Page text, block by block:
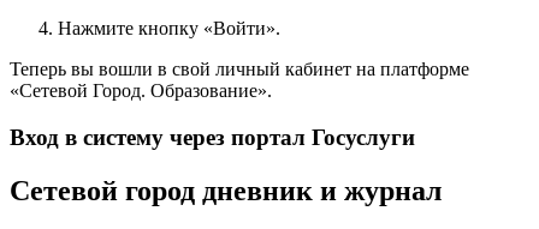
Нажмите кнопку «Войти».
Теперь вы вошли в свой личный кабинет на платформе
«Сетевой Город. Образование».
Вход в систему через портал Госуслуги
Сетевой город дневник и журнал